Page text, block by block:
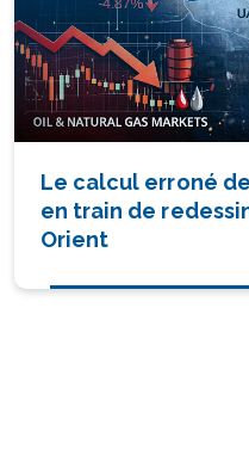
Le calcul erroné
en train de
Orient